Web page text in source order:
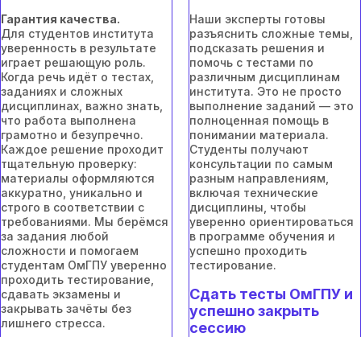
Гарантия качества.
Для студентов института
уверенность в результате
играет решающую роль.
Когда речь идёт о тестах,
заданиях и сложных
дисциплинах, важно знать,
что работа выполнена
грамотно и безупречно.
Каждое решение проходит
тщательную проверку:
материалы оформляются
аккуратно, уникально и
строго в соответствии с
требованиями. Мы берёмся
за задания любой
сложности и помогаем
студентам ОмГПУ уверенно
проходить тестирование,
сдавать экзамены и
закрывать зачёты без
лишнего стресса.
Наши эксперты готовы
разъяснить сложные темы,
подсказать решения и
помочь с тестами по
различным дисциплинам
института. Это не просто
выполнение заданий — это
полноценная помощь в
понимании материала.
Студенты получают
консультации по самым
разным направлениям,
включая технические
дисциплины, чтобы
уверенно ориентироваться
в программе обучения и
успешно проходить
тестирование.
Сдать тесты ОмГПУ и
успешно закрыть
сессию